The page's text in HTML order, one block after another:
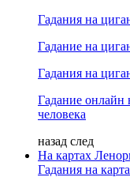
Гадания на
Гадание на
Гадания на
Гадание онлайн
человека
назад след
На картах
Гадания на